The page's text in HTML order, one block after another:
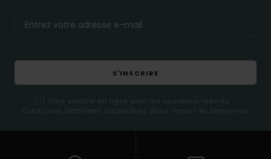
S'INSCRIRE
(*) Offre valable en ligne pour les nouveaux inscrits -
Conditions détaillées disponibles dans l'email de bienvenue